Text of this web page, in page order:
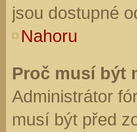
jsou dostupné
Nahoru
Proč musí být
Administrátor
musí být před